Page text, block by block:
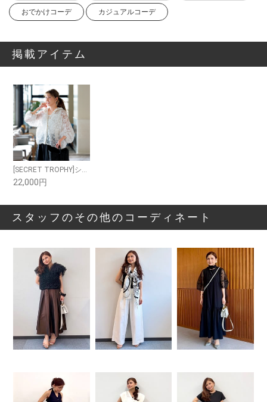
おでかけコーデ カジュアルコーデ
掲載アイテム
[SECRET TROPHY]シアージャカードフーディ
22,000円
スタッフのその他のコーディネート